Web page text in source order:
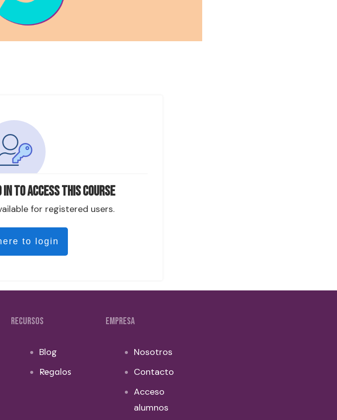
in to access this course
for registered users.
to login
RECURSOS
Blog
Regalos
EMPRESA
Nosotros
Contacto
Acceso
alumnos